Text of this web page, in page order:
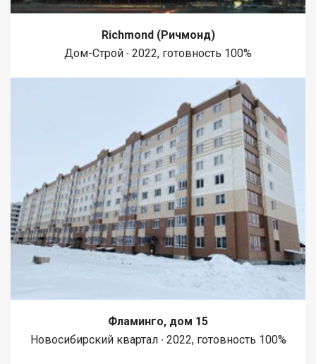
Richmond (Ричмонд)
Дом-Строй ∙ 2022, готовность 100%
Фламинго, дом 15
Новосибирский квартал ∙ 2022, готовность 100%